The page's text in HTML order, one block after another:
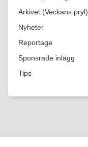
Arkivet (Veckans pryl)
Nyheter
Reportage
Sponsrade inlägg
Tips